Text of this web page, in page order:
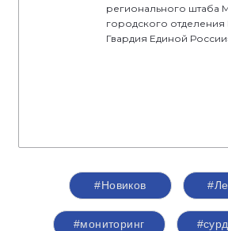
регионального штаба
городского
Гвардия Единой
#Новиков
#мониторинг